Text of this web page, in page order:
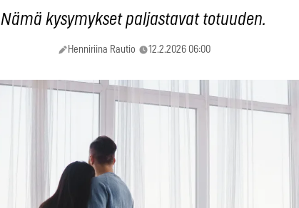
Nämä kysymykset paljastavat totuuden.
Henniriina Rautio 12.2.2026 06:00